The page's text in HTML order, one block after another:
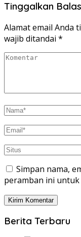
Tinggalkan
Alamat email Anda
wajib ditandai *
Simpan nama,
peramban ini
Berita Terbaru